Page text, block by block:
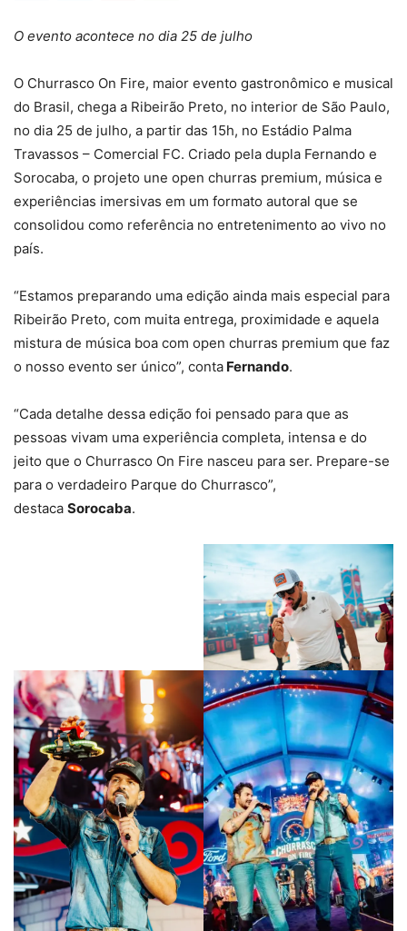
O evento acontece no dia 25 de julho
O Churrasco On Fire, maior evento gastronômico e musical
do Brasil, chega a Ribeirão Preto, no interior de São Paulo,
no dia 25 de julho, a partir das 15h, no Estádio Palma
Travassos – Comercial FC. Criado pela dupla Fernando e
Sorocaba, o projeto une open churras premium, música e
experiências imersivas em um formato autoral que se
consolidou como referência no entretenimento ao vivo no
país.
“Estamos preparando uma edição ainda mais especial para
Ribeirão Preto, com muita entrega, proximidade e aquela
mistura de música boa com open churras premium que faz
o nosso evento ser único”, conta Fernando.
“Cada detalhe dessa edição foi pensado para que as
pessoas vivam uma experiência completa, intensa e do
jeito que o Churrasco On Fire nasceu para ser. Prepare-se
para o verdadeiro Parque do Churrasco”,
destaca Sorocaba.